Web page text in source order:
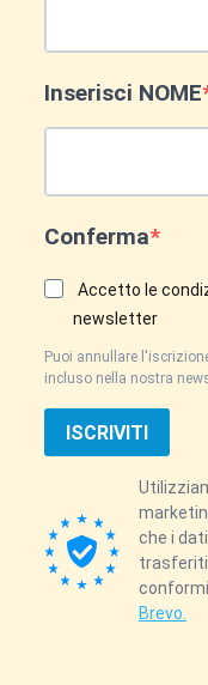
Inserisci NOME
Conferma
Accetto le
newsletter
Puoi annullare
incluso nella nostra
ISCRIVITI
che i
trasferiti
Brevo.